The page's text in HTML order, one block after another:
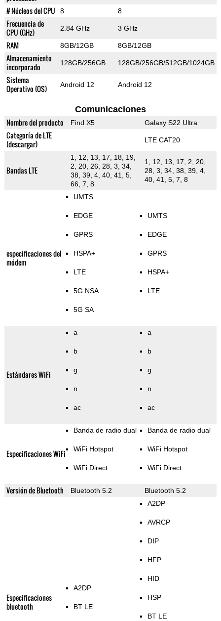
# Núcleos del CPU 8 8
Frecuencia de
CPU (GHz)
2.84 GHz 3 GHz
RAM 8GB/12GB 8GB/12GB
Almacenamiento
incorporado
128GB/256GB 128GB/256GB/512GB/1024GB
Sistema
Operativo (OS)
Android 12 Android 12
Comunicaciones
Nombre del producto Find X5 Galaxy S22 Ultra
Categoría de LTE
(descargar)
LTE CAT20
Bandas LTE
1, 12, 13, 17, 18, 19,
2, 20, 26, 28, 3, 34,
38, 39, 4, 40, 41, 5,
66, 7, 8
1, 12, 13, 17, 2, 20,
28, 3, 34, 38, 39, 4,
40, 41, 5, 7, 8
especificaciones del
módem
UMTS
EDGE
GPRS
HSPA+
LTE
5G NSA
5G SA
UMTS
EDGE
GPRS
HSPA+
LTE
Estándares WiFi
a
b
g
n
ac
a
b
g
n
ac
Especificaciones WiFi
Banda de radio dual
WiFi Hotspot
WiFi Direct
Banda de radio dual
WiFi Hotspot
WiFi Direct
Versión de Bluetooth Bluetooth 5.2 Bluetooth 5.2
Especificaciones
bluetooth
A2DP
BT LE
A2DP
AVRCP
DIP
HFP
HID
HSP
BT LE